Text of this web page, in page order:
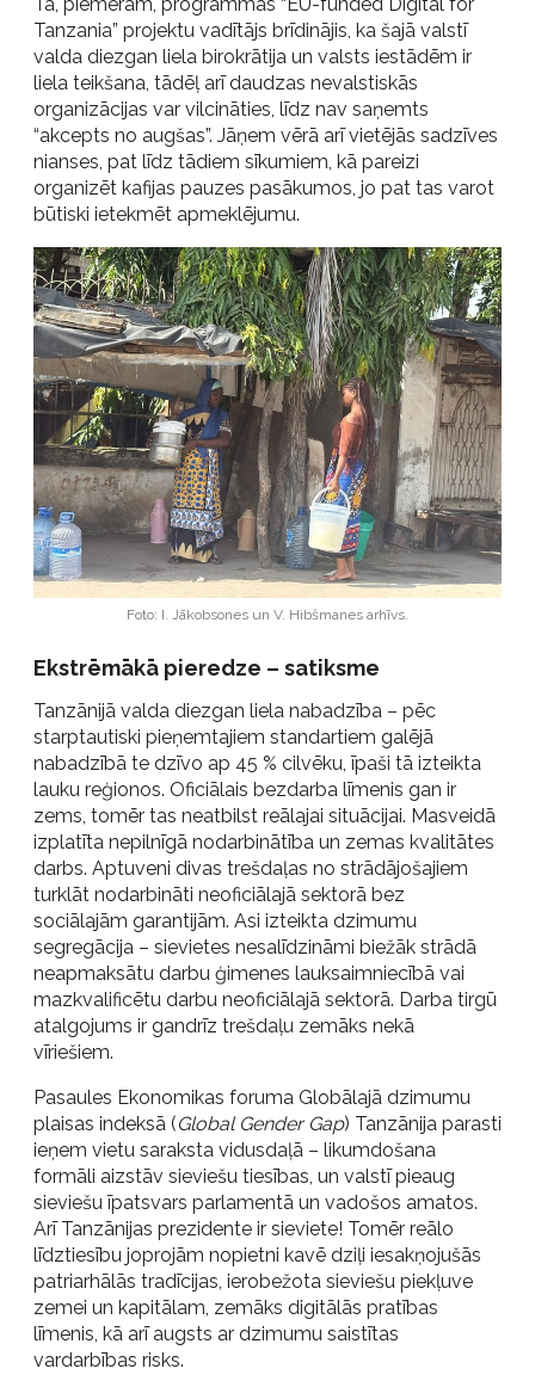
Tanzania” projektu vadītājs brīdinājis, ka šajā valstī
valda diezgan liela birokrātija un valsts iestādēm ir
liela teikšana, tādēļ arī daudzas nevalstiskās
organizācijas var vilcināties, līdz nav saņemts
“akcepts no augšas”. Jāņem vērā arī vietējās sadzīves
nianses, pat līdz tādiem sīkumiem, kā pareizi
organizēt kafijas pauzes pasākumos, jo pat tas varot
būtiski ietekmēt apmeklējumu.
Foto: I. Jākobsones un V. Hibšmanes arhīvs.
Ekstrēmākā pieredze – satiksme
Tanzānijā valda diezgan liela nabadzība – pēc
starptautiski pieņemtajiem standartiem galējā
nabadzībā te dzīvo ap 45 % cilvēku, īpaši tā izteikta
lauku reģionos. Oficiālais bezdarba līmenis gan ir
zems, tomēr tas neatbilst reālajai situācijai. Masveidā
izplatīta nepilnīgā nodarbinātība un zemas kvalitātes
darbs. Aptuveni divas trešdaļas no strādājošajiem
turklāt nodarbināti neoficiālajā sektorā bez
sociālajām garantijām. Asi izteikta dzimumu
segregācija – sievietes nesalīdzināmi biežāk strādā
neapmaksātu darbu ģimenes lauksaimniecībā vai
mazkvalificētu darbu neoficiālajā sektorā. Darba tirgū
atalgojums ir gandrīz trešdaļu zemāks nekā
vīriešiem.
Pasaules Ekonomikas foruma Globālajā dzimumu
plaisas indeksā (Global Gender Gap) Tanzānija parasti
ieņem vietu saraksta vidusdaļā – likumdošana
formāli aizstāv sieviešu tiesības, un valstī pieaug
sieviešu īpatsvars parlamentā un vadošos amatos.
Arī Tanzānijas prezidente ir sieviete! Tomēr reālo
līdztiesību joprojām nopietni kavē dziļi iesakņojušās
patriarhālās tradīcijas, ierobežota sieviešu piekļuve
zemei un kapitālam, zemāks digitālās pratības
līmenis, kā arī augsts ar dzimumu saistītas
vardarbības risks.